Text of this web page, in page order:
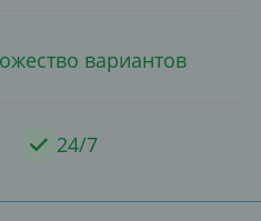
вариантов
24/7